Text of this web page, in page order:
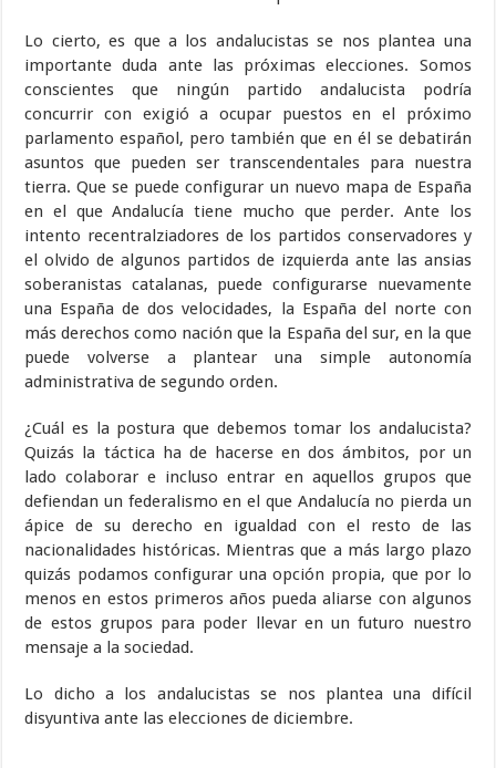
Lo cierto, es que a los andalucistas se nos plantea una
importante duda ante las próximas elecciones. Somos
conscientes que ningún partido andalucista podría
concurrir con exigió a ocupar puestos en el próximo
parlamento español, pero también que en él se debatirán
asuntos que pueden ser transcendentales para nuestra
tierra. Que se puede configurar un nuevo mapa de España
en el que Andalucía tiene mucho que perder. Ante los
intento recentralziadores de los partidos conservadores y
el olvido de algunos partidos de izquierda ante las ansias
soberanistas catalanas, puede configurarse nuevamente
una España de dos velocidades, la España del norte con
más derechos como nación que la España del sur, en la que
puede volverse a plantear una simple autonomía
administrativa de segundo orden.
¿Cuál es la postura que debemos tomar los andalucista?
Quizás la táctica ha de hacerse en dos ámbitos, por un
lado colaborar e incluso entrar en aquellos grupos que
defiendan un federalismo en el que Andalucía no pierda un
ápice de su derecho en igualdad con el resto de las
nacionalidades históricas. Mientras que a más largo plazo
quizás podamos configurar una opción propia, que por lo
menos en estos primeros años pueda aliarse con algunos
de estos grupos para poder llevar en un futuro nuestro
mensaje a la sociedad.
Lo dicho a los andalucistas se nos plantea una difícil
disyuntiva ante las elecciones de diciembre.